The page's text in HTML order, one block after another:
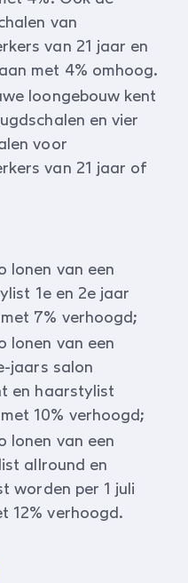
van
van 21 jaar en
met 4% omhoog.
loongebouw kent
en vier
voor
van 21 jaar of
lonen van een
1e en 2e jaar
7% verhoogd;
lonen van een
jaars salon
en haarstylist
10% verhoogd;
lonen van een
allround en
worden per 1 juli
12% verhoogd.